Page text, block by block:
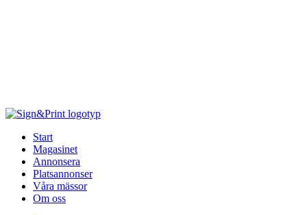
Start
Magasinet
Annonsera
Platsannonser
Våra mässor
Om oss